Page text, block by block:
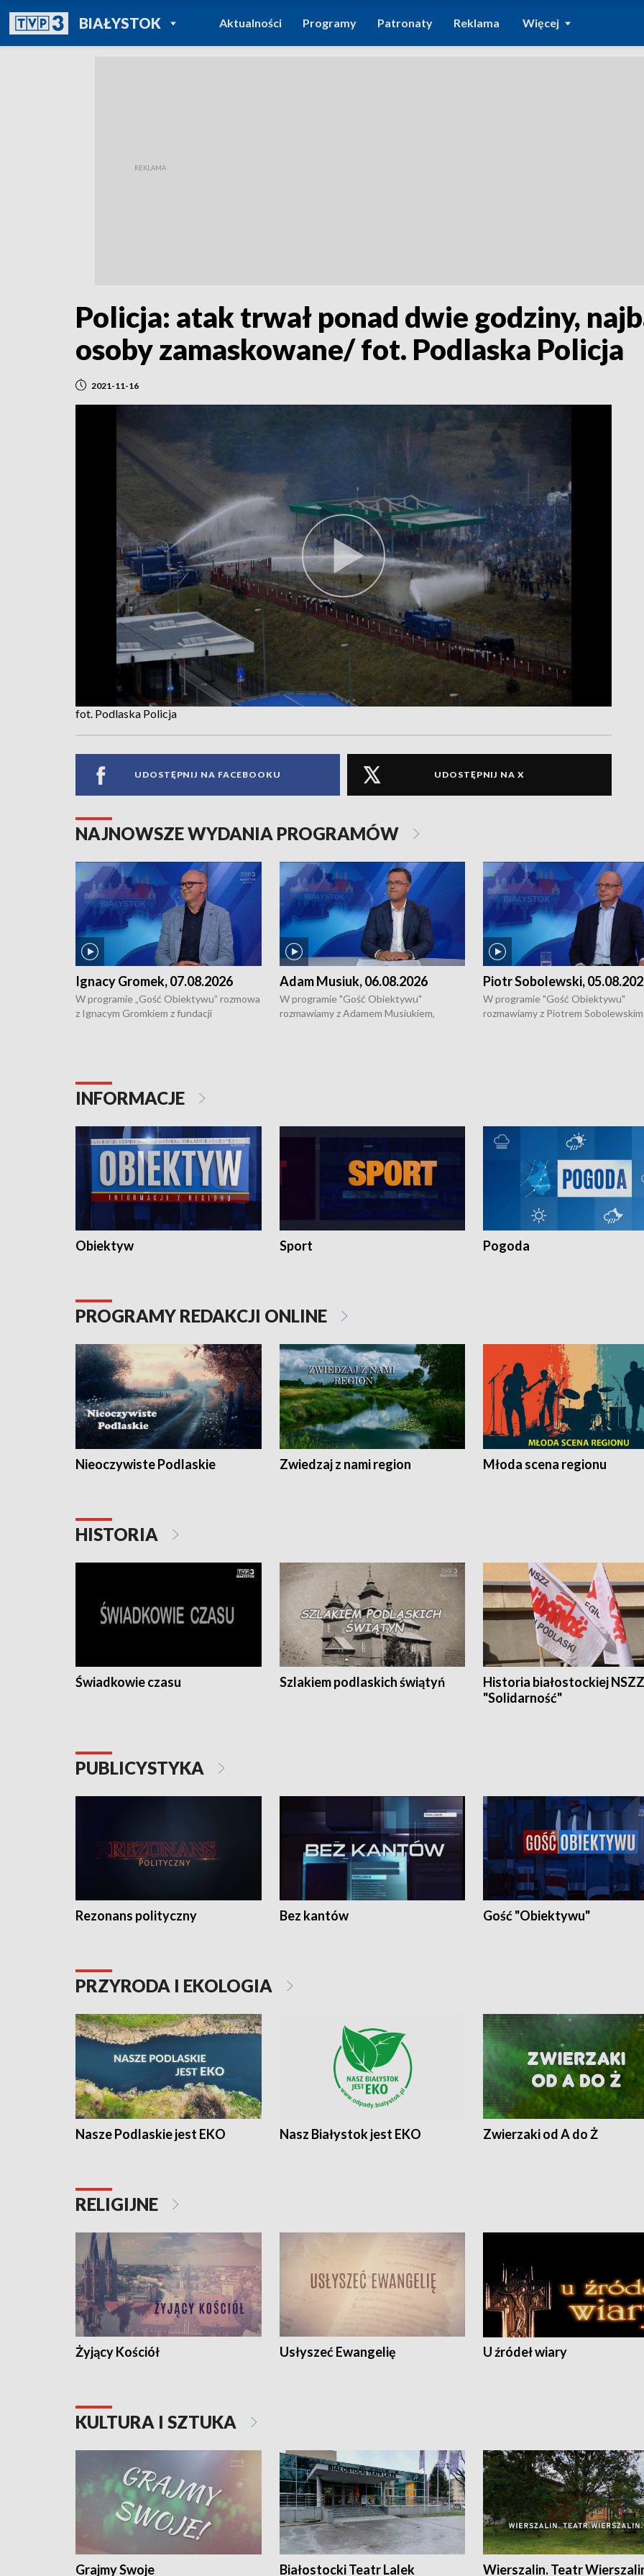
BIAŁYSTOKPOWRÓT DO
TVP REGIONY
Aktualności Programy Patronaty Reklama Więcej
Policja: atak trwał ponad dwie godziny,
osoby zamaskowane/ fot. Podlaska Policja
2021-11-16
fot. Podlaska Policja
UDOSTĘPNIJ NA FACEBOOKU UDOSTĘPNIJ NA X
NAJNOWSZE WYDANIA PROGRAMÓW
Ignacy Gromek, 07.08.2026
W programie „Gość Obiektywu” rozmowa
z Ignacym Gromkiem z fundacji
Adam Musiuk, 06.08.2026
W programie "Gość Obiektywu"
rozmawiamy z Adamem Musiukiem,
Piotr Sobolewski,
W programie "Gość Obiektywu"
rozmawiamy z Piotrem
INFORMACJE
Obiektyw Sport Pogoda
PROGRAMY REDAKCJI ONLINE
Nieoczywiste Podlaskie Zwiedzaj z nami region Młoda scena regionu
HISTORIA
Świadkowie czasu Szlakiem podlaskich świątyń
Historia białostockiej NSZZ
"Solidarność"
PUBLICYSTYKA
Rezonans polityczny Bez kantów Gość "Obiektywu"
PRZYRODA I EKOLOGIA
Nasze Podlaskie jest EKO Nasz Białystok jest EKO Zwierzaki od A do Ż
RELIGIJNE
Żyjący Kościół Usłyszeć Ewangelię U źródeł wiary
KULTURA I SZTUKA
Grajmy Swoje Białostocki Teatr Lalek Wierszalin. Teatr